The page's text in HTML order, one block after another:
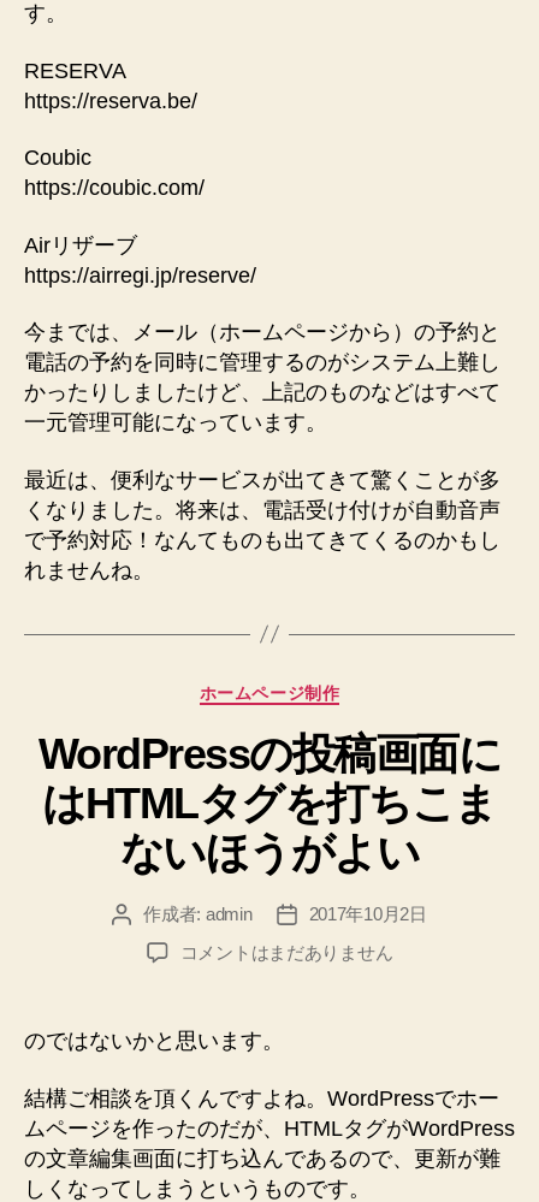
す。
RESERVA
https://reserva.be/
Coubic
https://coubic.com/
Airリザーブ
https://airregi.jp/reserve/
今までは、メール（ホームページから）の予約と
電話の予約を同時に管理するのがシステム上難し
かったりしましたけど、上記のものなどはすべて
一元管理可能になっています。
最近は、便利なサービスが出てきて驚くことが多
くなりました。将来は、電話受け付けが自動音声
で予約対応！なんてものも出てきてくるのかもし
れませんね。
カ
ゴ
リ
ー
ホームページ制作
WordPressの投稿画面に
はHTMLタグを打ちこま
ないほうがよい
投 作成者: admin
投
稿
2017年10月2日
WordPress
稿
画
面
に
は
HTML
タ
コメントはまだありません
のではないかと思います。
結構ご相談を頂くんですよね。WordPressでホー
ムページを作ったのだが、HTMLタグがWordPress
の文章編集画面に打ち込んであるので、更新が難
しくなってしまうというものです。